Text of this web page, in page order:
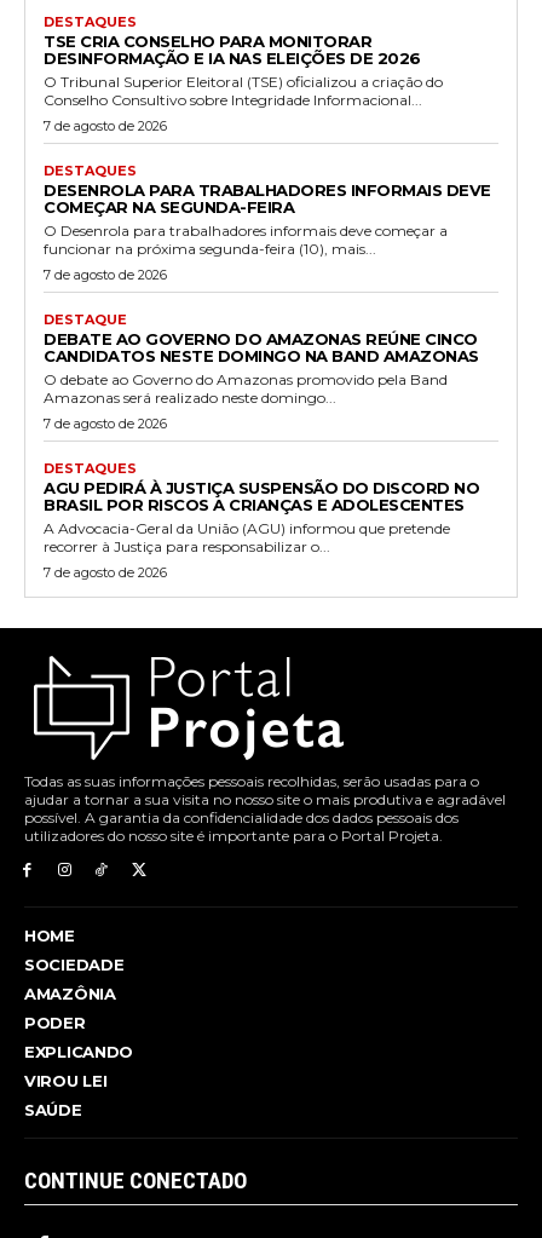
DESTAQUES
TSE CRIA CONSELHO PARA MONITORAR
DESINFORMAÇÃO E IA NAS ELEIÇÕES DE 2026
O Tribunal Superior Eleitoral (TSE) oficializou a criação do
Conselho Consultivo sobre Integridade Informacional...
7 de agosto de 2026
DESTAQUES
DESENROLA PARA TRABALHADORES INFORMAIS DEVE
COMEÇAR NA SEGUNDA-FEIRA
O Desenrola para trabalhadores informais deve começar a
funcionar na próxima segunda-feira (10), mais...
7 de agosto de 2026
DESTAQUE
DEBATE AO GOVERNO DO AMAZONAS REÚNE CINCO
CANDIDATOS NESTE DOMINGO NA BAND AMAZONAS
O debate ao Governo do Amazonas promovido pela Band
Amazonas será realizado neste domingo...
7 de agosto de 2026
DESTAQUES
AGU PEDIRÁ À JUSTIÇA SUSPENSÃO DO DISCORD NO
BRASIL POR RISCOS A CRIANÇAS E ADOLESCENTES
A Advocacia-Geral da União (AGU) informou que pretende
recorrer à Justiça para responsabilizar o...
7 de agosto de 2026
Todas as suas informações pessoais recolhidas, serão usadas para o
ajudar a tornar a sua visita no nosso site o mais produtiva e agradável
possível. A garantia da confidencialidade dos dados pessoais dos
utilizadores do nosso site é importante para o Portal Projeta.
HOME
SOCIEDADE
AMAZÔNIA
PODER
EXPLICANDO
VIROU LEI
SAÚDE
CONTINUE CONECTADO